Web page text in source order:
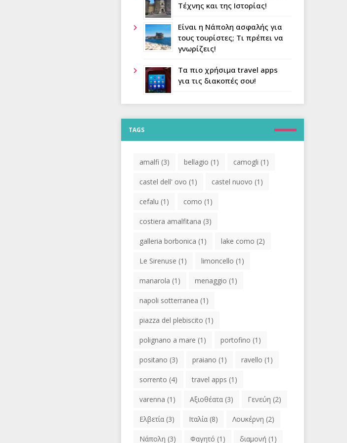
Τέχνης και της Ιστορίας!
Είναι η Νάπολη ασφαλής για
τους τουρίστες; Τι πρέπει να
γνωρίζεις!
Τα πιο χρήσιμα travel apps
για τις διακοπές σου!
TAGS
amalfi (3) bellagio (1) camogli (1)
castel dell' ovo (1) castel nuovo (1)
cefalu (1) como (1)
costiera amalfitana (3)
galleria borbonica (1) lake como (2)
Le Sirenuse (1) limoncello (1)
manarola (1) menaggio (1)
napoli sotterranea (1)
piazza del plebiscito (1)
polignano a mare (1) portofino (1)
positano (3) praiano (1) ravello (1)
sorrento (4) travel apps (1)
varenna (1) Αξιοθέατα (3) Γενεύη (2)
Ελβετία (3) Ιταλία (8) Λουκέρνη (2)
Νάπολη (3) Φαγητό (1) διαμονή (1)